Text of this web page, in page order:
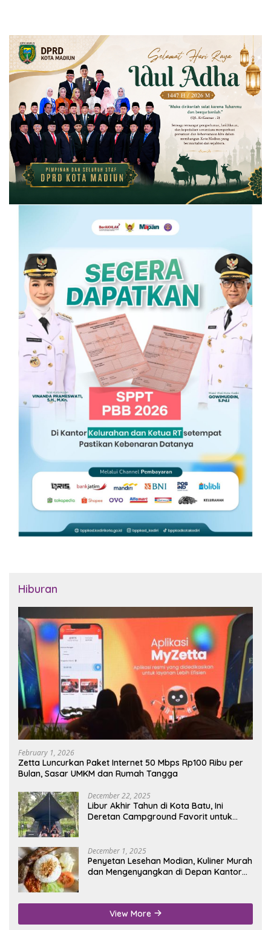
Hiburan
February 1, 2026
Zetta Luncurkan Paket Internet 50 Mbps Rp100 Ribu per
Bulan, Sasar UMKM dan Rumah Tangga
December 22, 2025
Libur Akhir Tahun di Kota Batu, Ini
Deretan Campground Favorit untuk
December 1, 2025
Penyetan Lesehan Modian, Kuliner Murah
dan Mengenyangkan di Depan Kantor
View More